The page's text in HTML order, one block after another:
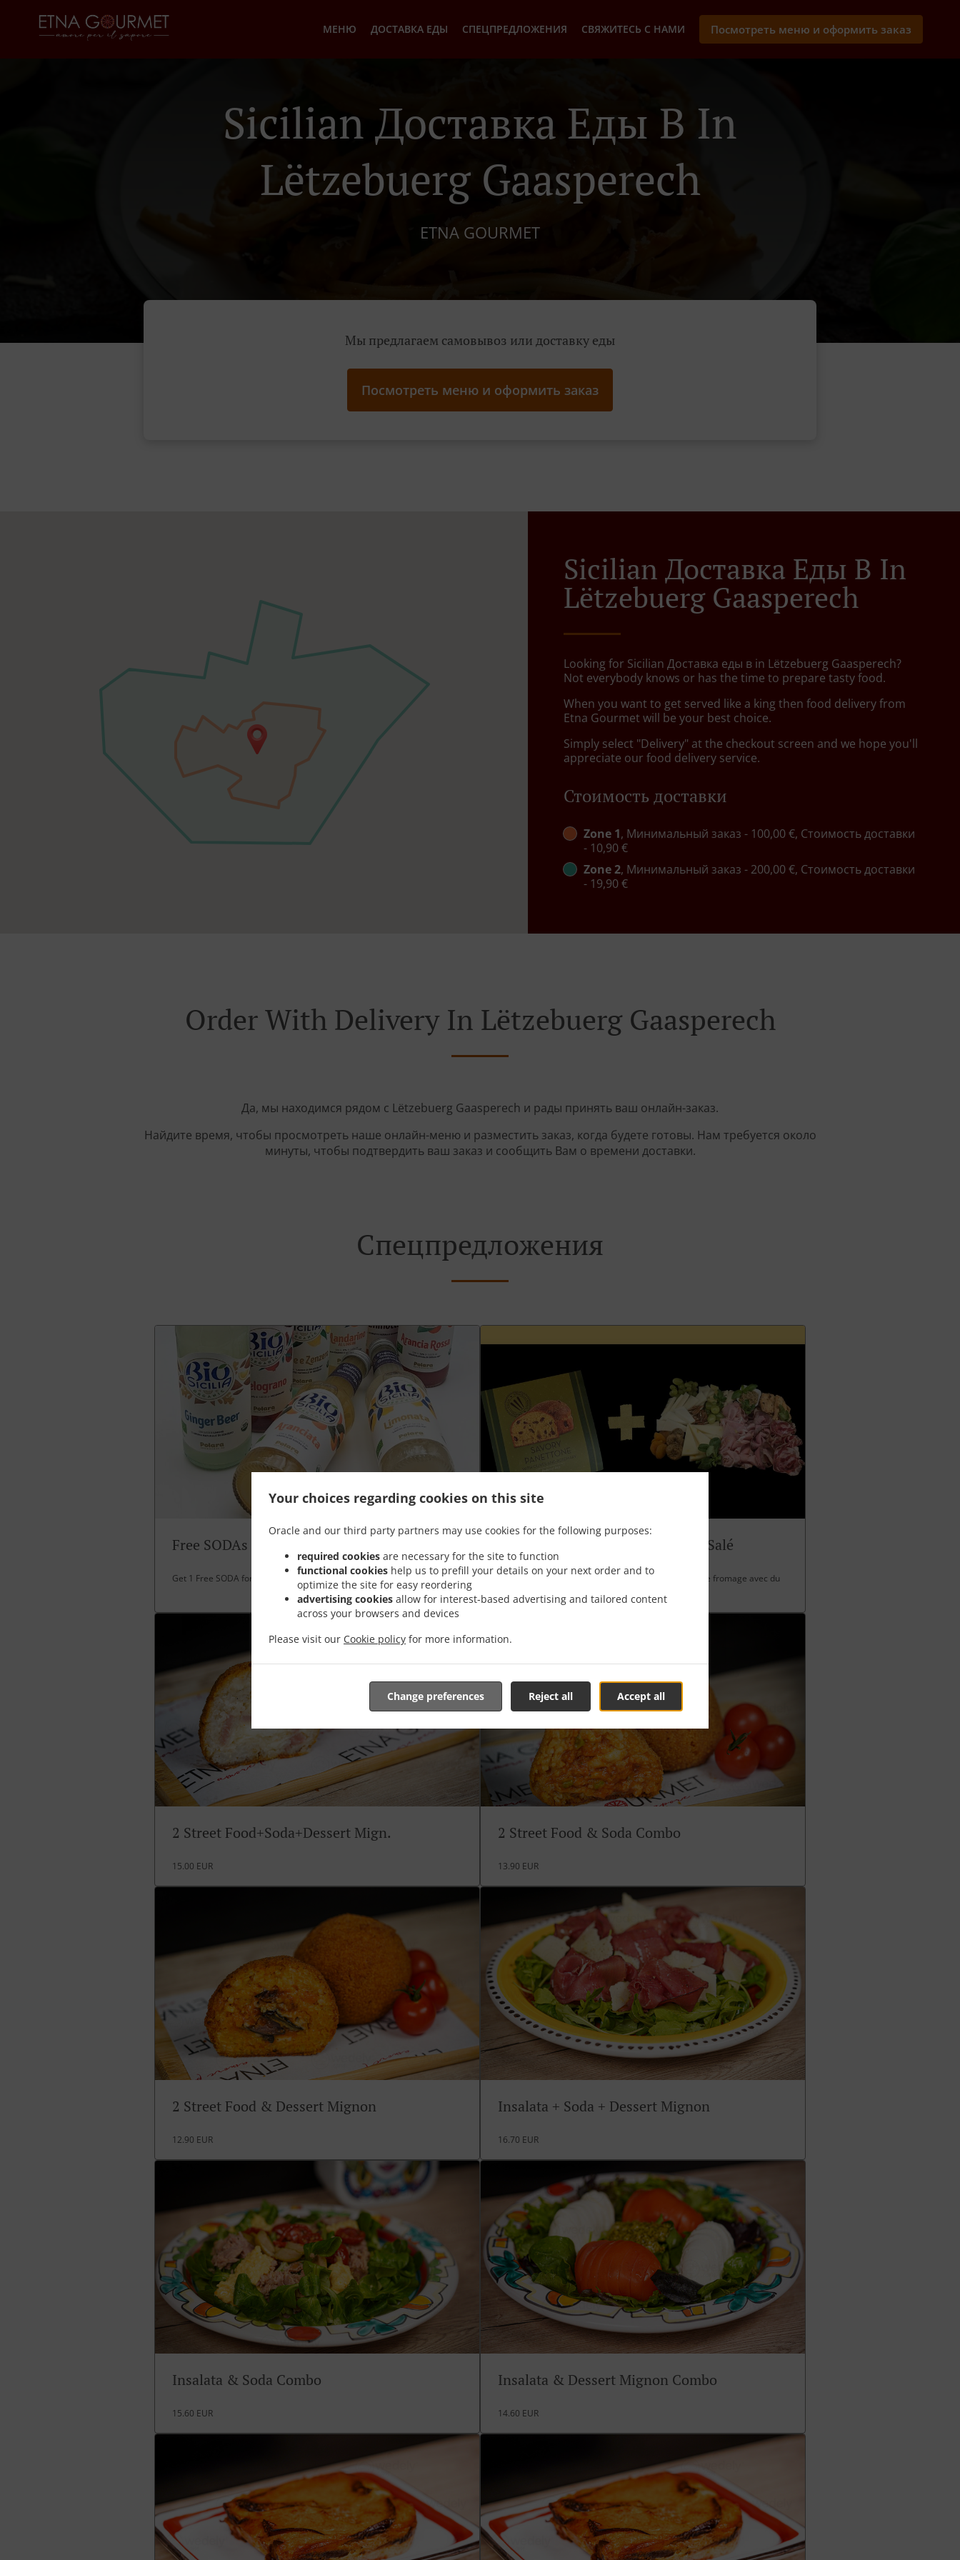
Your choices regarding cookies on this site
Oracle and our third party partners may use cookies for the following purposes:
required cookies are necessary for the site to function
functional cookies help us to prefill your details on your next order and to
optimize the site for easy reordering
advertising cookies allow for interest-based advertising and tailored content
across your browsers and devices
Please visit our Cookie policy for more information.
Accept all
Reject all
Change preferences
МЕНЮ ДОСТАВКА ЕДЫ СПЕЦПРЕДЛОЖЕНИЯ СВЯЖИТЕСЬ С НАМИ Посмотреть меню и оформить заказ
Sicilian Доставка Еды В In
Lëtzebuerg Gaasperech
ETNA GOURMET
Мы предлагаем самовывоз или доставку еды
Посмотреть меню и оформить заказ
Sicilian Доставка Еды В In
Lëtzebuerg Gaasperech
Looking for Sicilian Доставка еды в in Lëtzebuerg Gaasperech?
Not everybody knows or has the time to prepare tasty food.
When you want to get served like a king then food delivery from
Etna Gourmet will be your best choice.
Simply select "Delivery" at the checkout screen and we hope you'll
appreciate our food delivery service.
Стоимость доставки
Zone 1, Минимальный заказ - 100,00 €, Стоимость доставки
- 10,90 €
Zone 2, Минимальный заказ - 200,00 €, Стоимость доставки
- 19,90 €
Order With Delivery In Lëtzebuerg Gaasperech
Да, мы находимся рядом с Lëtzebuerg Gaasperech и рады принять ваш онлайн-заказ.
Найдите время, чтобы просмотреть наше онлайн-меню и разместить заказ, когда будете готовы. Нам требуется около
минуты, чтобы подтвердить ваш заказ и сообщить Вам о времени доставки.
Спецпредложения
Free SODAs
Get 1 Free SODA for over 30 EUR spent
Plateau aperò Grand +Panettone Salé
Goûtez la meilleure combinaison de charcuterie et de fromage avec du
panettone salé à prix spécial
2 Street Food+Soda+Dessert Mign.
15.00 EUR
2 Street Food & Soda Combo
13.90 EUR
2 Street Food & Dessert Mignon
12.90 EUR
Insalata + Soda + Dessert Mignon
16.70 EUR
Insalata & Soda Combo
15.60 EUR
Insalata & Dessert Mignon Combo
14.60 EUR